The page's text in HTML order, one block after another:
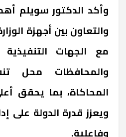
وأكد الدكتور سويلم
والتعاون بين أجهزة
مع الجهات التنفيذية
والمحافظات محل
المحاكاة، بما يحقق
ويعزز قدرة الدولة على
وفاعلية.